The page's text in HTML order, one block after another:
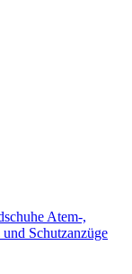
Atem-,
Schutzanzüge